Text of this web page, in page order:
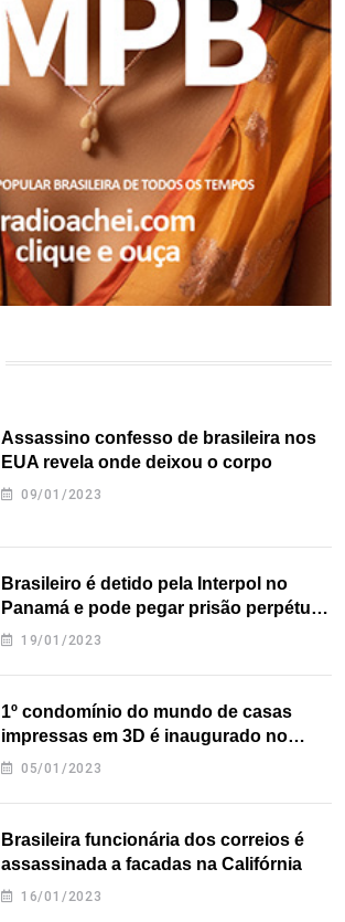
Assassino confesso de brasileira nos
EUA revela onde deixou o corpo
09/01/2023
Brasileiro é detido pela Interpol no
Panamá e pode pegar prisão perpétua
nos EUA
19/01/2023
1º condomínio do mundo de casas
impressas em 3D é inaugurado no
Texas
05/01/2023
Brasileira funcionária dos correios é
assassinada a facadas na Califórnia
16/01/2023